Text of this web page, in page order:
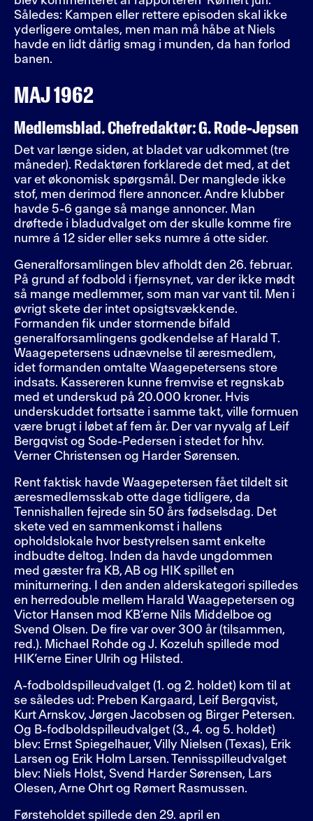
Således: Kampen eller rettere episoden skal ikke
yderligere omtales, men man må håbe at Niels
havde en lidt dårlig smag i munden, da han forlod
banen.
MAJ 1962
Medlemsblad. Chefredaktør: G. Rode-Jepsen
Det var længe siden, at bladet var udkommet (tre
måneder). Redaktøren forklarede det med, at det
var et økonomisk spørgsmål. Der manglede ikke
stof, men derimod flere annoncer. Andre klubber
havde 5-6 gange så mange annoncer. Man
drøftede i bladudvalget om der skulle komme fire
numre á 12 sider eller seks numre á otte sider.
Generalforsamlingen blev afholdt den 26. februar.
På grund af fodbold i fjernsynet, var der ikke mødt
så mange medlemmer, som man var vant til. Men i
øvrigt skete der intet opsigtsvækkende.
Formanden fik under stormende bifald
generalforsamlingens godkendelse af Harald T.
Waagepetersens udnævnelse til æresmedlem,
idet formanden omtalte Waagepetersens store
indsats. Kassereren kunne fremvise et regnskab
med et underskud på 20.000 kroner. Hvis
underskuddet fortsatte i samme takt, ville formuen
være brugt i løbet af fem år. Der var nyvalg af Leif
Bergqvist og Sode-Pedersen i stedet for hhv.
Verner Christensen og Harder Sørensen.
Rent faktisk havde Waagepetersen fået tildelt sit
æresmedlemsskab otte dage tidligere, da
Tennishallen fejrede sin 50 års fødselsdag. Det
skete ved en sammenkomst i hallens
opholdslokale hvor bestyrelsen samt enkelte
indbudte deltog. Inden da havde ungdommen
med gæster fra KB, AB og HIK spillet en
miniturnering. I den anden alderskategori spilledes
en herredouble mellem Harald Waagepetersen og
Victor Hansen mod KB’erne Nils Middelboe og
Svend Olsen. De fire var over 300 år (tilsammen,
red.). Michael Rohde og J. Kozeluh spillede mod
HIK’erne Einer Ulrih og Hilsted.
A-fodboldspilleudvalget (1. og 2. holdet) kom til at
se således ud: Preben Kargaard, Leif Bergqvist,
Kurt Arnskov, Jørgen Jacobsen og Birger Petersen.
Og B-fodboldspilleudvalget (3., 4. og 5. holdet)
blev: Ernst Spiegelhauer, Villy Nielsen (Texas), Erik
Larsen og Erik Holm Larsen. Tennisspilleudvalget
blev: Niels Holst, Svend Harder Sørensen, Lars
Olesen, Arne Ohrt og Rømert Rasmussen.
Førsteholdet spillede den 29. april en